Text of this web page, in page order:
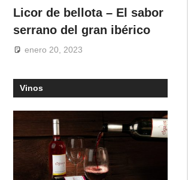
Licor de bellota – El sabor
serrano del gran ibérico
enero 20, 2023
Vinos